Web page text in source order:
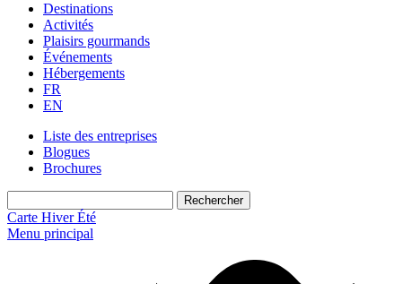
Destinations
Activités
Plaisirs gourmands
Événements
Hébergements
FR
EN
Liste des entreprises
Blogues
Brochures
Carte Hiver Été
Menu principal